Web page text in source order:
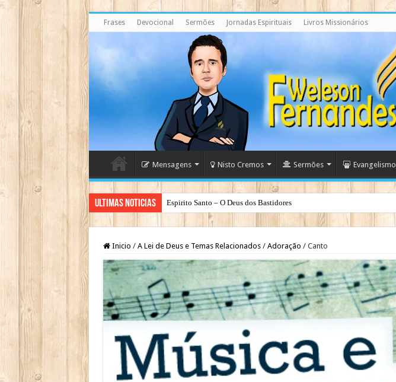
Frases Devocional Sermões Jornadas Espirituais Livros Missionários
Mensagens Nisto Cremos Sermões Evangelismo
Ultimas Noticias Espirito Santo – O Deus dos Bastidores
Inicio / A Lei de Deus e Temas Relacionados / Adoração / Canto